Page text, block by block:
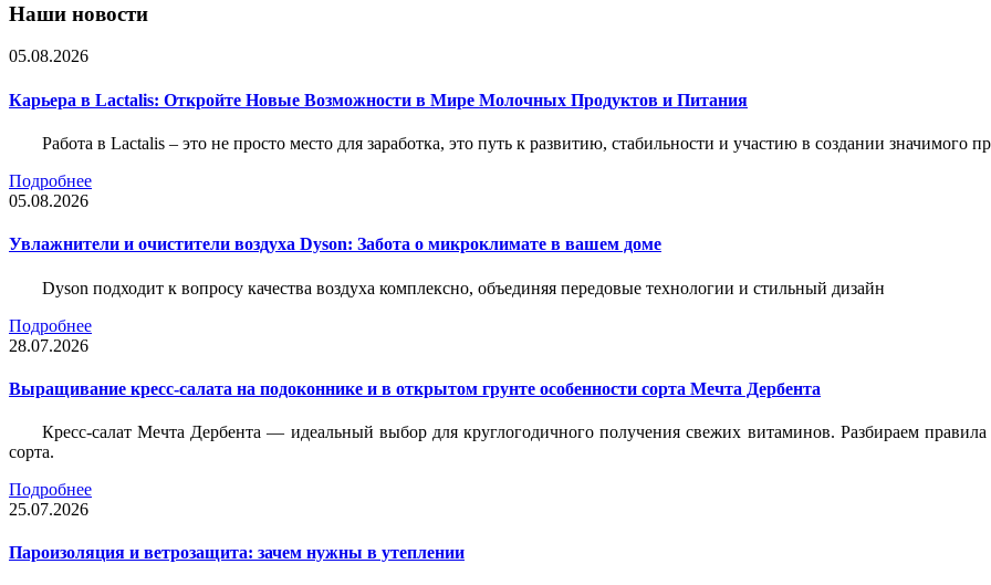
Наши новости
05.08.2026
Карьера в Lactalis: Откройте Новые Возможности в Мире Молочных Продуктов и Питания
Работа в Lactalis – это не просто место для заработка, это путь к развитию, стабильности и участию в создании значимого
Подробнее
05.08.2026
Увлажнители и очистители воздуха Dyson: Забота о микроклимате в вашем доме
Dyson подходит к вопросу качества воздуха комплексно, объединяя передовые технологии и стильный дизайн
Подробнее
28.07.2026
Выращивание кресс-салата на подоконнике и в открытом грунте особенности сорта Мечта Дербента
Кресс-салат Мечта Дербента — идеальный выбор для круглогодичного получения свежих витаминов. Разбираем
сорта.
Подробнее
25.07.2026
Пароизоляция и ветрозащита: зачем нужны в утеплении